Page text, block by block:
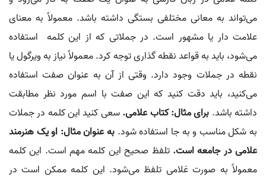
می‌تواند به معانی مختلفی بستگی داشته باشد. معمولاً به معنای
علامت‌ دار یا مشهور است. در جملاتی که از این کلمه استفاده
می‌شود، باید به قواعد نقطه‌ گذاری توجه کرد. معمولاً نیاز به ویرگول یا
نقطه در جملات وجود دارد. وقتی از آن به عنوان صفت استفاده
می‌کنید، باید دقت کنید که این صفت با اسم مورد نظر مطابقت
داشته باشد. برای مثال: کتاب علامی.سعی کنید این کلمه در جملات
به شکل مناسب و به جا استفاده شود. به عنوان مثال: او یک هنرمند
علامی در جامعه است.تلفظ صحیح این کلمه مهم است. این کلمه
معمولاً به صورت عَلامی تلفظ می‌شود. این کلمه ممکن است در